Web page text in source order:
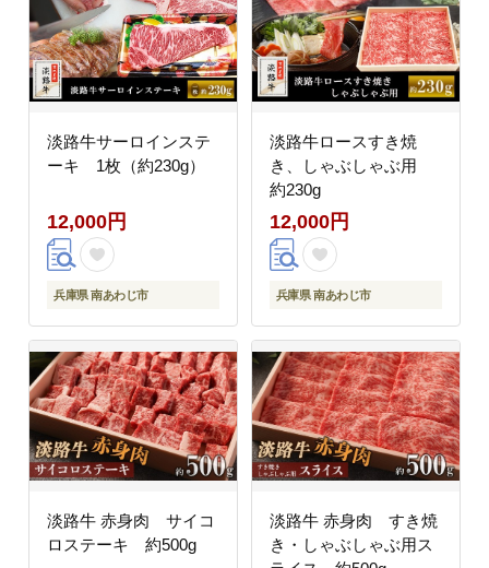
淡路牛サーロインステ
ーキ 1枚（約230g）
12,000円
兵庫県 南あわじ市
淡路牛ロースすき焼
き、しゃぶしゃぶ用
約230g
12,000円
兵庫県 南あわじ市
淡路牛 赤身肉 サイコ
ロステーキ 約500g
淡路牛 赤身肉 すき焼
き・しゃぶしゃぶ用ス